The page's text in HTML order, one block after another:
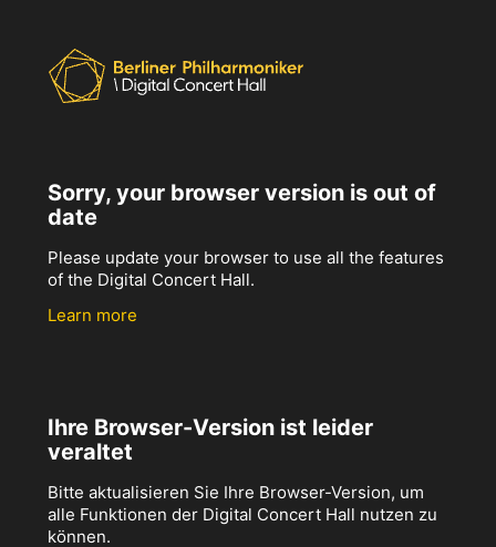
Sorry, your browser version is out of
date
Please update your browser to use all the features
of the Digital Concert Hall.
Learn more
Ihre Browser-Version ist leider
veraltet
Bitte aktualisieren Sie Ihre Browser-Version, um
alle Funktionen der Digital Concert Hall nutzen zu
können.